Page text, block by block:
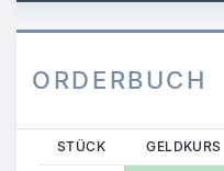
ORDERBUCH
STÜCK GELDKURS